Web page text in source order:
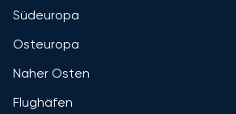
Südeuropa
Osteuropa
Naher Osten
Flughäfen